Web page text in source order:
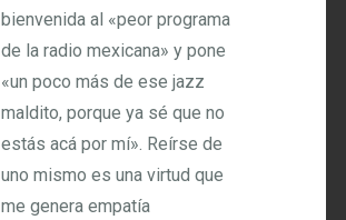
bienvenida al «peor programa
de la radio mexicana» y pone
«un poco más de ese jazz
maldito, porque ya sé que no
estás acá por mí». Reírse de
uno mismo es una virtud que
me genera empatía